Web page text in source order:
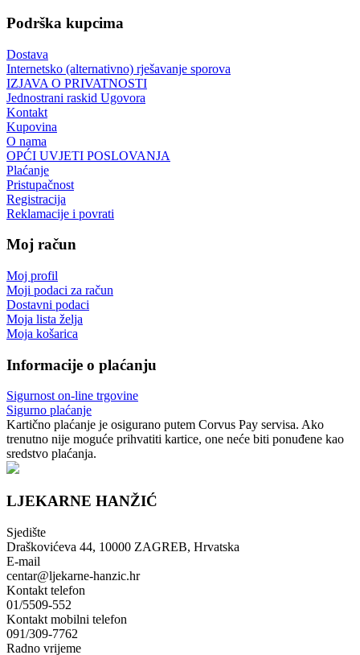
Podrška kupcima
Dostava
Internetsko (alternativno) rješavanje sporova
IZJAVA O PRIVATNOSTI
Jednostrani raskid Ugovora
Kontakt
Kupovina
O nama
OPĆI UVJETI POSLOVANJA
Plaćanje
Pristupačnost
Registracija
Reklamacije i povrati
Moj račun
Moj profil
Moji podaci za račun
Dostavni podaci
Moja lista želja
Moja košarica
Informacije o plaćanju
Sigurnost on-line trgovine
Sigurno plaćanje
Kartično plaćanje je osigurano putem Corvus Pay servisa. Ako
trenutno nije moguće prihvatiti kartice, one neće biti ponuđene kao
sredstvo plaćanja.
LJEKARNE HANŽIĆ
Sjedište
Draškovićeva 44, 10000 ZAGREB, Hrvatska
E-mail
centar@ljekarne-hanzic.hr
Kontakt telefon
01/5509-552
Kontakt mobilni telefon
091/309-7762
Radno vrijeme